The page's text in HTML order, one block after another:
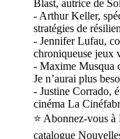
Blast, autrice de
- Arthur Keller,
stratégies de
- Jennifer Lufau,
chroniqueuse jeux
- Maxime Musqua
Je n’aurai plus
- Justine Corrado,
cinéma La
⭐️ Abonnez-vous
catalogue